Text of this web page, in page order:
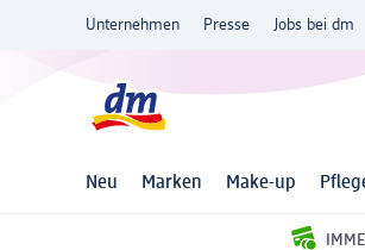
Unternehmen Presse Jobs bei dm
Neu Marken Make-up